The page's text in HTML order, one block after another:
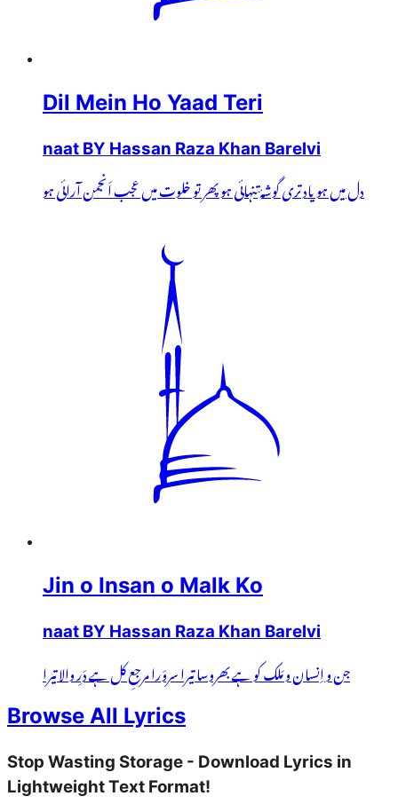
Dil Mein Ho Yaad Teri
naat BY Hassan Raza Khan Barelvi
دل میں ہو یاد تری گوشۂ تنہائی ہو پھر تو خلوت میں عجب اَنجمن آرائی ہو
Jin o Insan o Malk Ko
naat BY Hassan Raza Khan Barelvi
جن و اِنسان و مَلک کو ہے بھروسا تیرا سروَرا مرجعِ کل ہے دَرِ والا تیرا
Browse All Lyrics
Stop Wasting Storage - Download Lyrics in
Lightweight Text Format!